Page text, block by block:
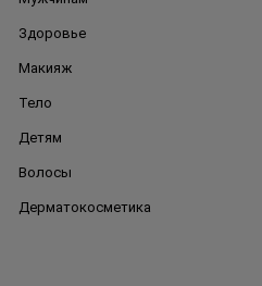
Здоровье
Макияж
Тело
Детям
Волосы
Дерматокосметика